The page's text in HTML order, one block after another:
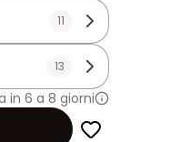
11
13
in 6 a 8 giorni